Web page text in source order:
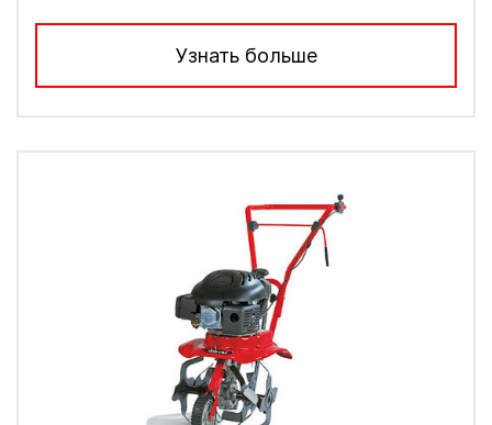
Узнать больше